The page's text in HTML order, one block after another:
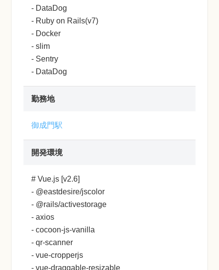
- DataDog
- Ruby on Rails(v7)
- Docker
- slim
- Sentry
- DataDog
勤務地
御成門駅
開発環境
# Vue.js [v2.6]
- @eastdesire/jscolor
- @rails/activestorage
- axios
- cocoon-js-vanilla
- qr-scanner
- vue-cropperjs
- vue-draggable-resizable